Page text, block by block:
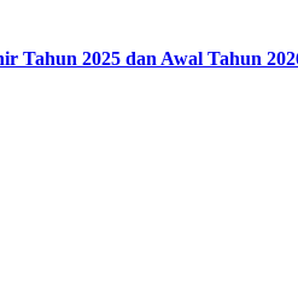
Tahun 2025 dan Awal Tahun